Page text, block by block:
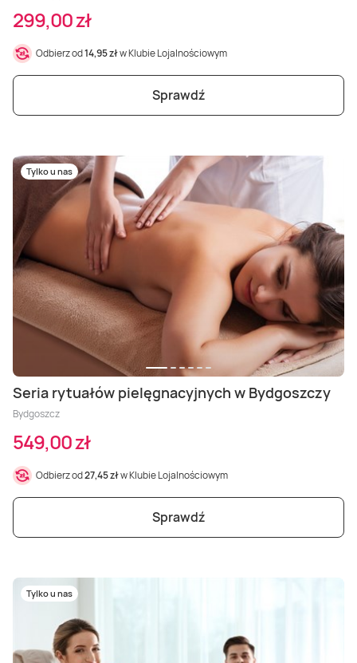
299,00 zł
Odbierz od14,95 złw Klubie Lojalnościowym
Sprawdź
Tylko u nas
Seria rytuałów pielęgnacyjnych w Bydgoszczy
Bydgoszcz
549,00 zł
Odbierz od27,45 złw Klubie Lojalnościowym
Sprawdź
Tylko u nas